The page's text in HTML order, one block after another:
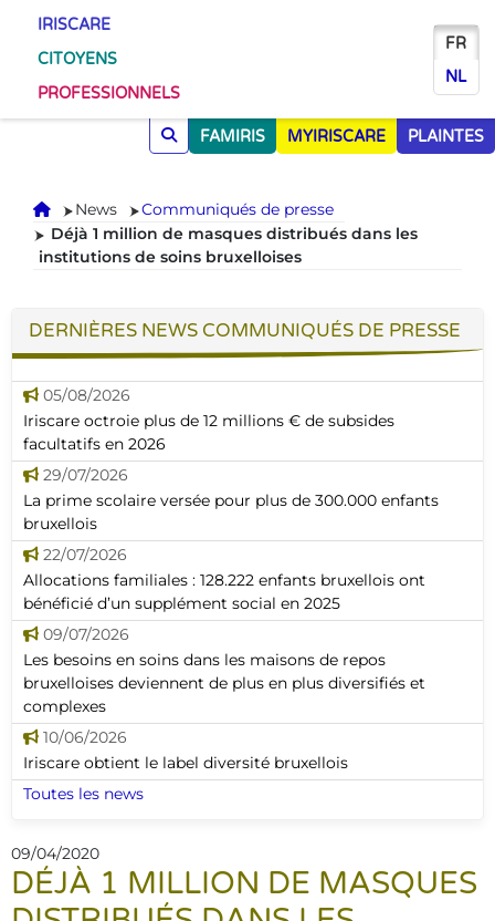
IRISCARE
CITOYENS
PROFESSIONNELS
FR
NL
FAMIRIS MYIRISCARE PLAINTES
Accueil
News
Communiqués de presse
Déjà 1 million de masques distribués dans les
institutions de soins bruxelloises
DERNIÈRES NEWS COMMUNIQUÉS DE PRESSE
05/08/2026
Iriscare octroie plus de 12 millions € de subsides
facultatifs en 2026
29/07/2026
La prime scolaire versée pour plus de 300.000 enfants
bruxellois
22/07/2026
Allocations familiales : 128.222 enfants bruxellois ont
bénéficié d’un supplément social en 2025
09/07/2026
Les besoins en soins dans les maisons de repos
bruxelloises deviennent de plus en plus diversifiés et
complexes
10/06/2026
Iriscare obtient le label diversité bruxellois
Toutes les news
09/04/2020
DÉJÀ 1 MILLION DE MASQUES